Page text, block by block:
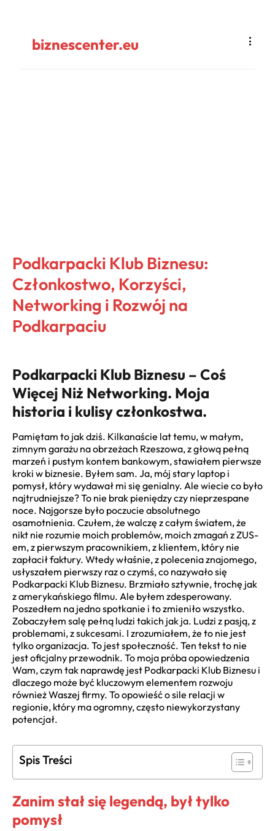
biznescenter.eu
Podkarpacki Klub Biznesu:
Członkostwo, Korzyści,
Networking i Rozwój na
Podkarpaciu
Podkarpacki Klub Biznesu – Coś
Więcej Niż Networking. Moja
historia i kulisy członkostwa.
Pamiętam to jak dziś. Kilkanaście lat temu, w małym,
zimnym garażu na obrzeżach Rzeszowa, z głową pełną
marzeń i pustym kontem bankowym, stawiałem pierwsze
kroki w biznesie. Byłem sam. Ja, mój stary laptop i
pomysł, który wydawał mi się genialny. Ale wiecie co było
najtrudniejsze? To nie brak pieniędzy czy nieprzespane
noce. Najgorsze było poczucie absolutnego
osamotnienia. Czułem, że walczę z całym światem, że
nikt nie rozumie moich problemów, moich zmagań z ZUS-
em, z pierwszym pracownikiem, z klientem, który nie
zapłacił faktury. Wtedy właśnie, z polecenia znajomego,
usłyszałem pierwszy raz o czymś, co nazywało się
Podkarpacki Klub Biznesu. Brzmiało sztywnie, trochę jak
z amerykańskiego filmu. Ale byłem zdesperowany.
Poszedłem na jedno spotkanie i to zmieniło wszystko.
Zobaczyłem salę pełną ludzi takich jak ja. Ludzi z pasją, z
problemami, z sukcesami. I zrozumiałem, że to nie jest
tylko organizacja. To jest społeczność. Ten tekst to nie
jest oficjalny przewodnik. To moja próba opowiedzenia
Wam, czym tak naprawdę jest Podkarpacki Klub Biznesu i
dlaczego może być kluczowym elementem rozwoju
również Waszej firmy. To opowieść o sile relacji w
regionie, który ma ogromny, często niewykorzystany
potencjał.
Spis Treści
Zanim stał się legendą, był tylko
pomysł